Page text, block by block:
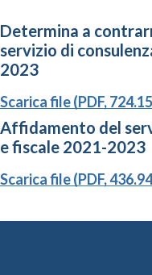
Determina a
servizio di
2023
Scarica file (PDF,
Affidamento del
e fiscale 2021-2023
Scarica file (PDF,